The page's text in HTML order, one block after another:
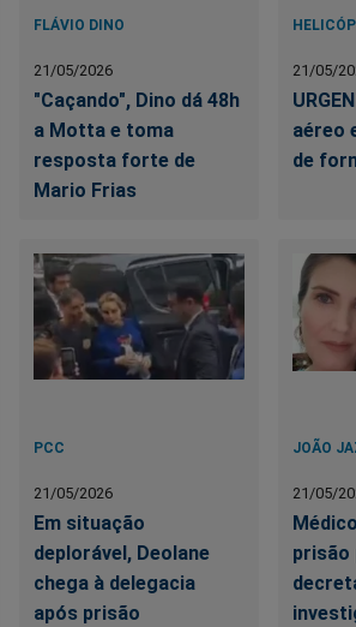
FLÁVIO DINO
21/05/2026
"Caçando", Dino dá 48h
a Motta e toma
resposta forte de
Mario Frias
21/05/
aéreo
de
PCC
21/05/2026
Em situação
deplorável, Deolane
chega à delegacia
após prisão
JOÃO
21/05/
prisão